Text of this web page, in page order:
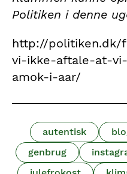
Politiken i denne
http://politiken.dk/
vi-ikke-aftale-at-
amok-i-aar/
autentisk
genbrug